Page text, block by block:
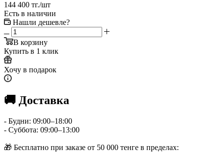
144 400 тг./шт
Есть в наличии
Нашли дешевле?
В корзину
Купить в 1 клик
Хочу в подарок
🚚 Доставка
- Будни: 09:00–18:00
- Суббота: 09:00–13:00
🎁 Бесплатно при заказе от 50 000 тенге в пределах: